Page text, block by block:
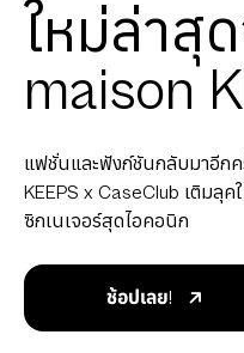
ใหม่ล่าสุ
maison
แฟชั่นและฟังก์ชันกลับมาอีกค
KEEPS x CaseClub เติมลุ
ซิกเนเจอร์สุดไอคอนิก
ช้อปเลย!